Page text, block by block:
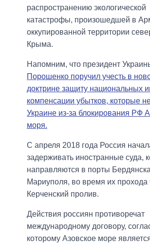
распространению экологической
катастрофы, произошедшей в
оккупированной территории
Крыма.
Напомним, что президент
Порошенко поручил учесть в
доктрине защиту национальных
компенсации убытков, которые
Украине из-за блокирования РФ
моря.
С апреля 2018 года Россия
задерживать иностранные суда,
направляются в порты
Мариуполя, во время их прохода
Керченский пролив.
Действия россиян противоречат
международному договору,
которому Азовское море